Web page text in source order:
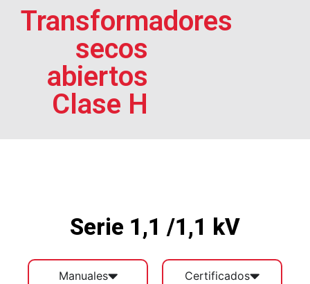
Transformadores
secos
abiertos
Clase H
Serie 1,1 /1,1 kV
Manuales Certificados